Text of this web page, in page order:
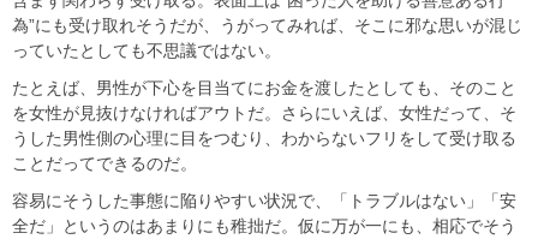
為”にも受け取れそうだが、うがってみれば、そこに邪な思いが混じ
っていたとしても不思議ではない。
たとえば、男性が下心を目当てにお金を渡したとしても、そのこと
を女性が見抜けなければアウトだ。さらにいえば、女性だって、そ
うした男性側の心理に目をつむり、わからないフリをして受け取る
ことだってできるのだ。
容易にそうした事態に陥りやすい状況で、「トラブルはない」「安
全だ」というのはあまりにも稚拙だ。仮に万が一にも、相応でそう